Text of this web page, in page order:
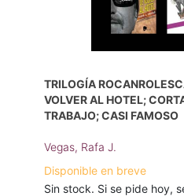
TRILOGÍA
VOLVER AL HOTEL;
TRABAJO; CASI FAMOSO
Vegas, Rafa J.
Disponible en breve
Sin stock. Si se pide hoy,